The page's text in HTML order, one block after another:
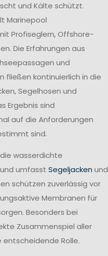
und Kälte schützt.
Marinepool
Profiseglern, Offshore-
Die Erfahrungen aus
und
fließen kontinuierlich in die
Segelhosen und
Ergebnis sind
auf die Anforderungen
sind.
wasserdichte
umfasst Segeljacken und
schützen zuverlässig vor
Membranen für
Besonders bei
Zusammenspiel aller
Rolle.